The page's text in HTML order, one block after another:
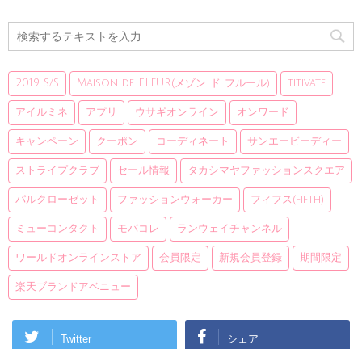
2019 S/S Maison de FLEUR(メゾン ド フルール) titivate
アイルミネ アプリ ウサギオンライン オンワード
キャンペーン クーポン コーディネート サンエービーディー
ストライプクラブ セール情報 タカシマヤファッションスクエア
パルクローゼット ファッションウォーカー フィフス(fifth)
ミューコンタクト モバコレ ランウェイチャンネル
ワールドオンラインストア 会員限定 新規会員登録 期間限定
楽天ブランドアベニュー
Twitter シェア